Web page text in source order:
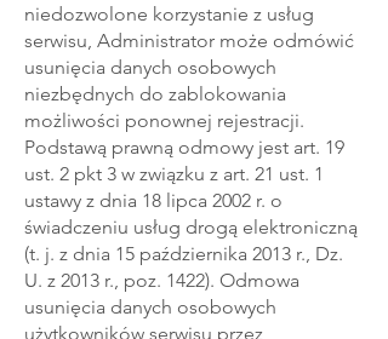
niedozwolone korzystanie z usług
serwisu, Administrator może odmówić
usunięcia danych osobowych
niezbędnych do zablokowania
możliwości ponownej rejestracji.
Podstawą prawną odmowy jest art. 19
ust. 2 pkt 3 w związku z art. 21 ust. 1
ustawy z dnia 18 lipca 2002 r. o
świadczeniu usług drogą elektroniczną
(t. j. z dnia 15 października 2013 r., Dz.
U. z 2013 r., poz. 1422). Odmowa
usunięcia danych osobowych
użytkowników serwisu przez